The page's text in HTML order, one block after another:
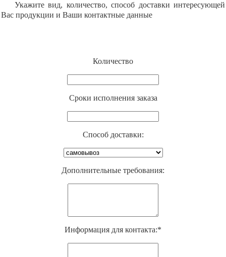
Укажите вид, количество, способ доставки интересующей
Вас продукции и Ваши контактные данные
Количество
Cроки исполнения заказа
Способ доставки:
Дополнительные требования:
Информация для контакта:*